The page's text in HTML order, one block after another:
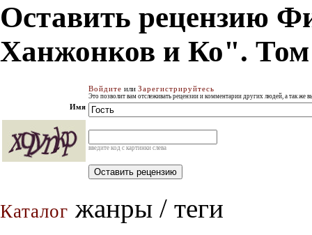
Оставить рецензию
Ханжонков и Ко". Том
Войдите или Зарегистрируйтесь
Это позволит вам отслеживать рецензии и комментарии других людей, а так
Имя
введите код с картинки слева
Каталог жанры / теги